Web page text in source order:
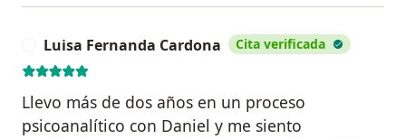
Luisa Fernanda Cardona Cita verificada
Llevo más de dos años en un proceso
psicoanalítico con Daniel y me siento